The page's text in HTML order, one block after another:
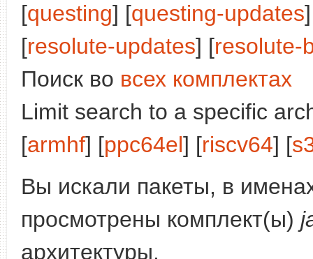
[questing] [questing-updates
[resolute-updates] [resolute-
Поиск во всех комплектах
Limit search to a specific
[armhf] [ppc64el] [riscv64] [
Вы искали пакеты, в
просмотрены комплект(ы)
архитектуры.